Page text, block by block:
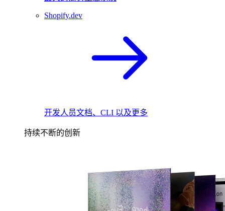
Shopify.dev
开发人员文档、CLI 以及更多
持续不断的创新